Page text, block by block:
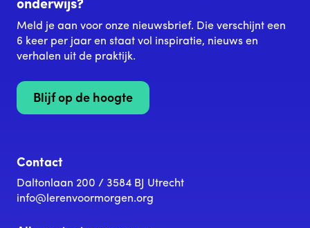
onderwijs?
Meld je aan voor onze nieuwsbrief. Die verschijnt een
6 keer per jaar en staat vol inspiratie, nieuws en
verhalen uit de praktijk.
Blijf op de hoogte
Contact
Daltonlaan 200 / 3584 BJ Utrecht
info@lerenvoormorgen.org